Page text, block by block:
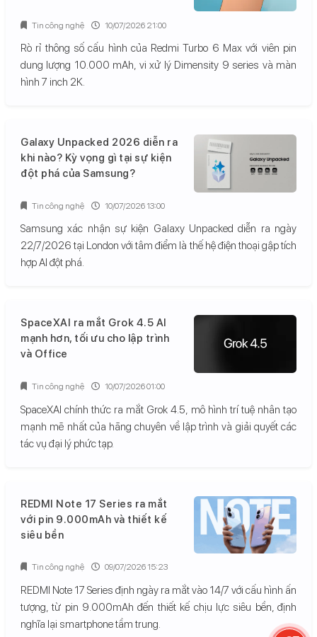
Rò rỉ thông số cấu hình của Redmi Turbo 6 Max với viên pin
dung lượng 10.000 mAh, vi xử lý Dimensity 9 series và màn
hình 7 inch 2K.
Tin công nghệ 10/07/2026 21:00
Galaxy Unpacked 2026 diễn ra
khi nào? Kỳ vọng gì tại sự kiện
đột phá của Samsung?
Samsung xác nhận sự kiện Galaxy Unpacked diễn ra ngày
22/7/2026 tại London với tâm điểm là thế hệ điện thoại gập tích
hợp AI đột phá.
Tin công nghệ 10/07/2026 13:00
SpaceXAI ra mắt Grok 4.5 AI
mạnh hơn, tối ưu cho lập trình
và Office
SpaceXAI chính thức ra mắt Grok 4.5, mô hình trí tuệ nhân tạo
mạnh mẽ nhất của hãng chuyên về lập trình và giải quyết các
tác vụ đại lý phức tạp.
Tin công nghệ 10/07/2026 01:00
REDMI Note 17 Series ra mắt
với pin 9.000mAh và thiết kế
siêu bền
REDMI Note 17 Series định ngày ra mắt vào 14/7 với cấu hình ấn
tượng, từ pin 9.000mAh đến thiết kế chịu lực siêu bền, định
nghĩa lại smartphone tầm trung.
Tin công nghệ 09/07/2026 15:23